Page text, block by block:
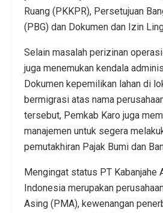
Ruang (PKKPR), Persetujuan
(PBG) dan Dokumen dan Izin
Selain masalah perizinan
juga menemukan kendala
Dokumen kepemilikan lahan di
bermigrasi atas nama
tersebut, Pemkab Karo juga
manajemen untuk segera
pemutakhiran Pajak Bumi dan
Mengingat status PT Kabanjahe
Indonesia merupakan
Asing (PMA), kewenangan